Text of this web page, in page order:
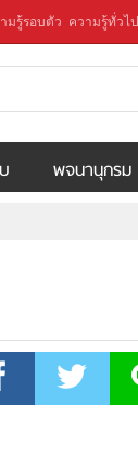
มรู้รอบตัว ความรู้ทั่วไป
พจนานุกรม